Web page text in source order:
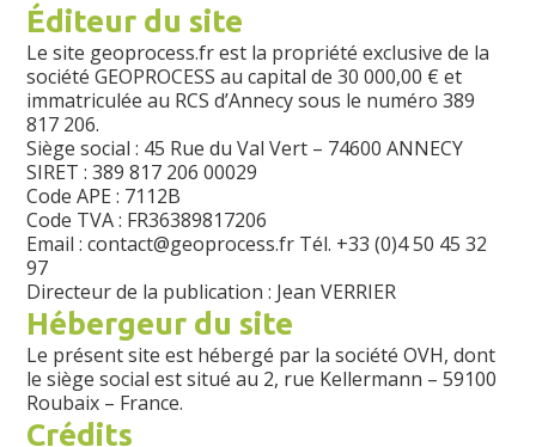
Éditeur du site
Le site geoprocess.fr est la propriété exclusive de la
société GEOPROCESS au capital de 30 000,00 € et
immatriculée au RCS d’Annecy sous le numéro 389
817 206.
Siège social : 45 Rue du Val Vert – 74600 ANNECY
SIRET : 389 817 206 00029
Code APE : 7112B
Code TVA : FR36389817206
Email : contact@geoprocess.fr Tél. +33 (0)4 50 45 32
97
Directeur de la publication : Jean VERRIER
Hébergeur du site
Le présent site est hébergé par la société OVH, dont
le siège social est situé au 2, rue Kellermann – 59100
Roubaix – France.
Crédits